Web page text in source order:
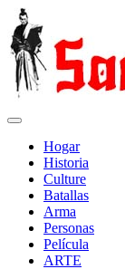
Hogar
Historia
Сulture
Batallas
Arma
Personas
Película
ARTE